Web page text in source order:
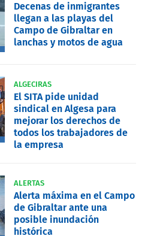
Decenas de inmigrantes
llegan a las playas del
Campo de Gibraltar en
lanchas y motos de agua
ALGECIRAS
El SITA pide unidad
sindical en Algesa para
mejorar los derechos de
todos los trabajadores de
la empresa
ALERTAS
Alerta máxima en el Campo
de Gibraltar ante una
posible inundación
histórica